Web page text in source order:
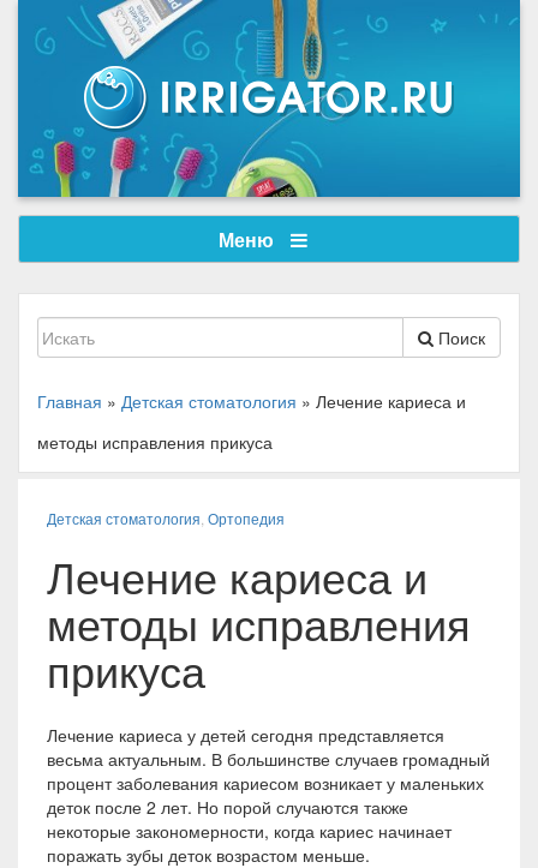
Меню
Поиск
Главная » Детская стоматология » Лечение кариеса и
методы исправления прикуса
Детская стоматология Ортопедия
Лечение кариеса и
методы исправления
прикуса
Лечение кариеса у детей сегодня представляется
весьма актуальным. В большинстве случаев громадный
процент заболевания кариесом возникает у маленьких
деток после 2 лет. Но порой случаются также
некоторые закономерности, когда кариес начинает
поражать зубы деток возрастом меньше.